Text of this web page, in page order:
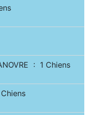
: 1 Chiens